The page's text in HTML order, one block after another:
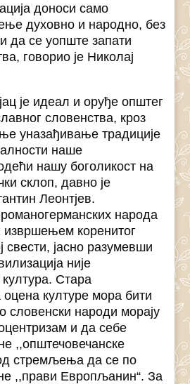
доноси само
духовно и народно, без
да се уопште запати
говорио је Николај
је идеал и оруђе општег
словенства, кроз
уназађивање традиције
наше
нашу боголикост на
склоп, давно је
Леонтјев.
народа
извршењем коренитог
свести, јасно разумевши
није
Стара
културе мора бити
словенски народи морају
и да себе
,,општечовечанске
стремљења да се по
,,прави Европљанин“. За